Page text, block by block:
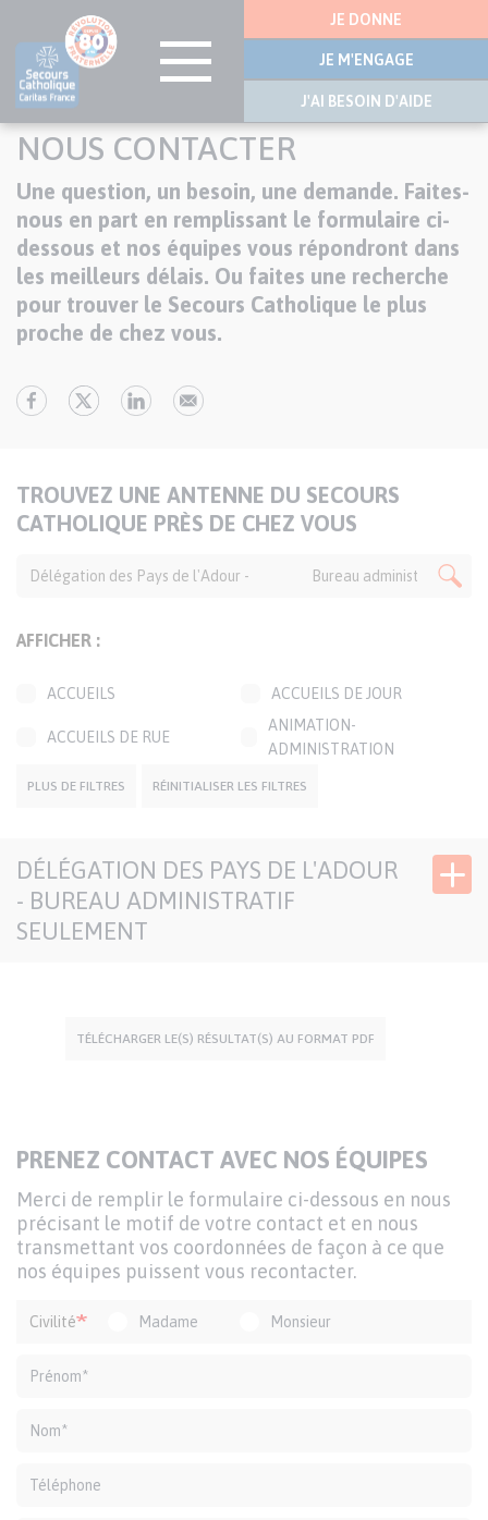
Aller
principal
latérale
JE DONNE
JE M'ENGAGE
J'AI BESOIN D'AIDE
NOUS CONTACTER
Texte
Une question, un besoin, une demande. Faites-
nous en part en remplissant le formulaire ci-
dessous et nos équipes vous répondront dans
les meilleurs délais. Ou faites une recherche
pour trouver le Secours Catholique le plus
proche de chez vous.
TITRE
DE
CARTE
TROUVEZ UNE ANTENNE DU SECOURS
CATHOLIQUE PRÈS DE CHEZ VOUS
AFFICHER :
ACCUEILS ACCUEILS DE JOUR
ACCUEILS DE RUE
ANIMATION-
ADMINISTRATION
BOUTIQUES SOLIDAIRES
CAFÉS SOLIDAIRES
GROUPES CONVIVIAUX
PERMANENCES LOCALES
TRANSPORTS
SOLIDAIRES
SIÈGE DÉLÉGATION
PLUS DE FILTRES RÉINITIALISER LES FILTRES
DÉLÉGATION DES PAYS DE L'ADOUR
- BUREAU ADMINISTRATIF
SEULEMENT
TÉLÉCHARGER LE(S) RÉSULTAT(S) AU FORMAT PDF
TITRE
FORMULAIRE
PRENEZ CONTACT AVEC NOS ÉQUIPES
Texte
d'introduction
Merci de remplir le formulaire ci-dessous en nous
précisant le motif de votre contact et en nous
transmettant vos coordonnées de façon à ce que
nos équipes puissent vous recontacter.
Formulaire
Civilité Madame Monsieur